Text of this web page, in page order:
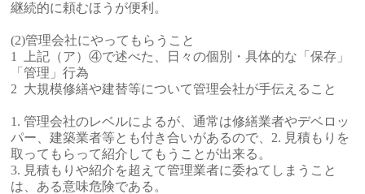
継続的に頼むほうが便利。
(2)管理会社にやってもらうこと
1 上記（ア）④で述べた、日々の個別・具体的な「保存」
「管理」行為
2 大規模修繕や建替等について管理会社が手伝えること
1. 管理会社のレベルによるが、通常は修繕業者やデベロッ
パー、建築業者等とも付き合いがあるので、2. 見積もりを
取ってもらって紹介してもうことが出来る。
3. 見積もりや紹介を超えて管理業者に委ねてしまうこと
は、ある意味危険である。